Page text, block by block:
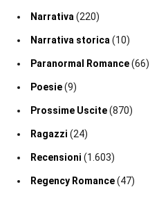
Narrativa(220)
Narrativa storica(10)
Paranormal Romance(66)
Poesie(9)
Prossime Uscite(870)
Ragazzi (24)
Recensioni (1.603)
Regency Romance(47)